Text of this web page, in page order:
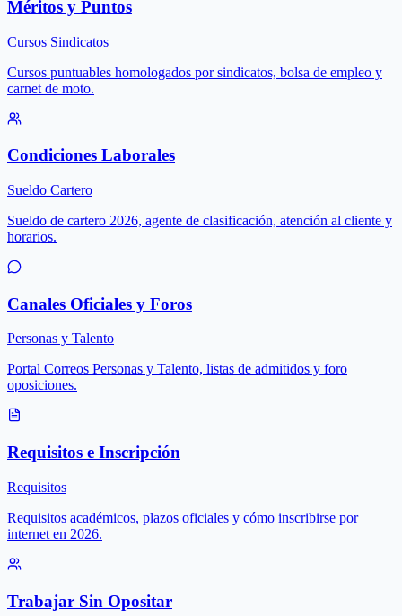
Méritos y Puntos
Cursos Sindicatos
Cursos puntuables homologados por sindicatos, bolsa de empleo y
carnet de moto.
Condiciones Laborales
Sueldo Cartero
Sueldo de cartero 2026, agente de clasificación, atención al cliente y
horarios.
Canales Oficiales y Foros
Personas y Talento
Portal Correos Personas y Talento, listas de admitidos y foro
oposiciones.
Requisitos e Inscripción
Requisitos
Requisitos académicos, plazos oficiales y cómo inscribirse por
internet en 2026.
Trabajar Sin Opositar